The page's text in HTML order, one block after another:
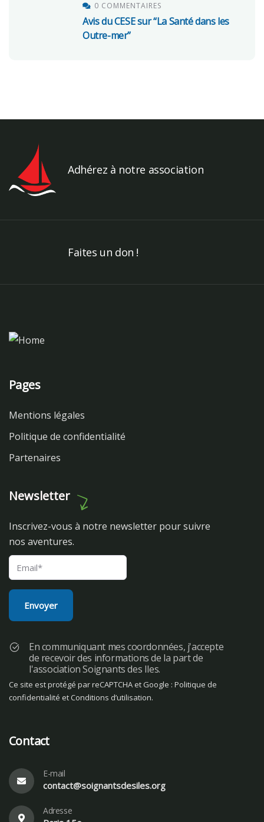
0 COMMENTAIRES
Avis du CESE sur “La Santé dans les
Outre-mer”
Adhérez à notre association
Faites un don !
Pages
Mentions légales
Politique de confidentialité
Partenaires
Newsletter
Inscrivez-vous à notre newsletter pour suivre
nos aventures.
En communiquant mes coordonnées, j'accepte
de recevoir des informations de la part de
l'association Soignants des Iles.
Ce site est protégé par reCAPTCHA et Google : Politique de
confidentialité etConditions d’utilisation.
Contact
E-mail
contact@soignantsdesiles.org
Adresse